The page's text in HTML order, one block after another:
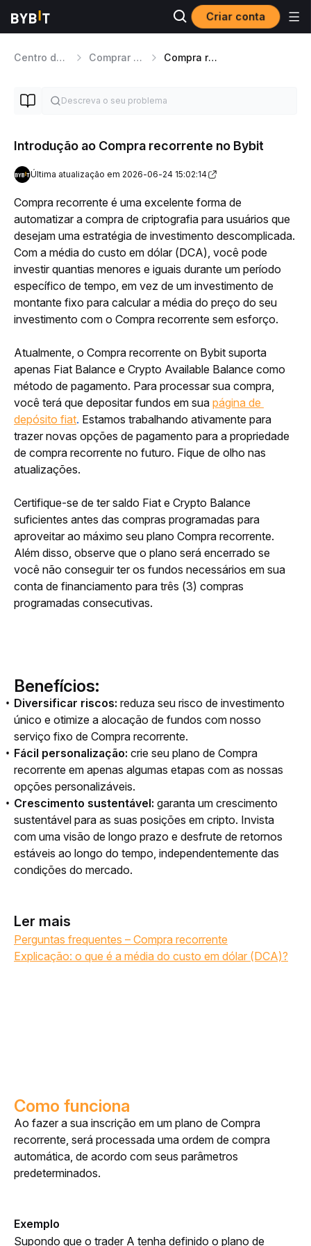
Criar conta
Centro de ajuda Comprar Cripto Compra recorrente
Introdução ao Compra recorrente no Bybit
Última atualização em 2026-06-24 15:02:14
Compra recorrente é uma excelente forma de
automatizar a compra de criptografia para usuários que
desejam uma estratégia de investimento descomplicada.
Com a média do custo em dólar (DCA), você pode
investir quantias menores e iguais durante um período
específico de tempo, em vez de um investimento de
montante fixo para calcular a média do preço do seu
investimento com o Compra recorrente sem esforço.
Atualmente, o Compra recorrente on Bybit suporta
apenas Fiat Balance e Crypto Available Balance como
método de pagamento. Para processar sua compra,
você terá que depositar fundos em sua página de
depósito fiat. Estamos trabalhando ativamente para
trazer novas opções de pagamento para a propriedade
de compra recorrente no futuro. Fique de olho nas
atualizações.
Certifique-se de ter saldo Fiat e Crypto Balance
suficientes antes das compras programadas para
aproveitar ao máximo seu plano Compra recorrente.
Além disso, observe que o plano será encerrado se
você não conseguir ter os fundos necessários em sua
conta de financiamento para três (3) compras
programadas consecutivas.
Benefícios:
Diversificar riscos: reduza seu risco de investimento
único e otimize a alocação de fundos com nosso
serviço fixo de Compra recorrente.
Fácil personalização: crie seu plano de Compra
recorrente em apenas algumas etapas com as nossas
opções personalizáveis.
Crescimento sustentável: garanta um crescimento
sustentável para as suas posições em cripto. Invista
com uma visão de longo prazo e desfrute de retornos
estáveis ao longo do tempo, independentemente das
condições do mercado.
Ler mais
Perguntas frequentes – Compra recorrente
Explicação: o que é a média do custo em dólar (DCA)?
Como funciona
Ao fazer a sua inscrição em um plano de Compra
recorrente, será processada uma ordem de compra
automática, de acordo com seus parâmetros
predeterminados.
Exemplo
Supondo que o trader A tenha definido o plano de